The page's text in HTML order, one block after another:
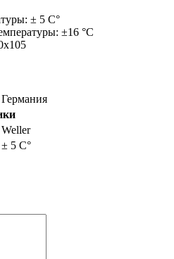
± 5 С°
±16 °С
Германия
Weller
± 5 С°